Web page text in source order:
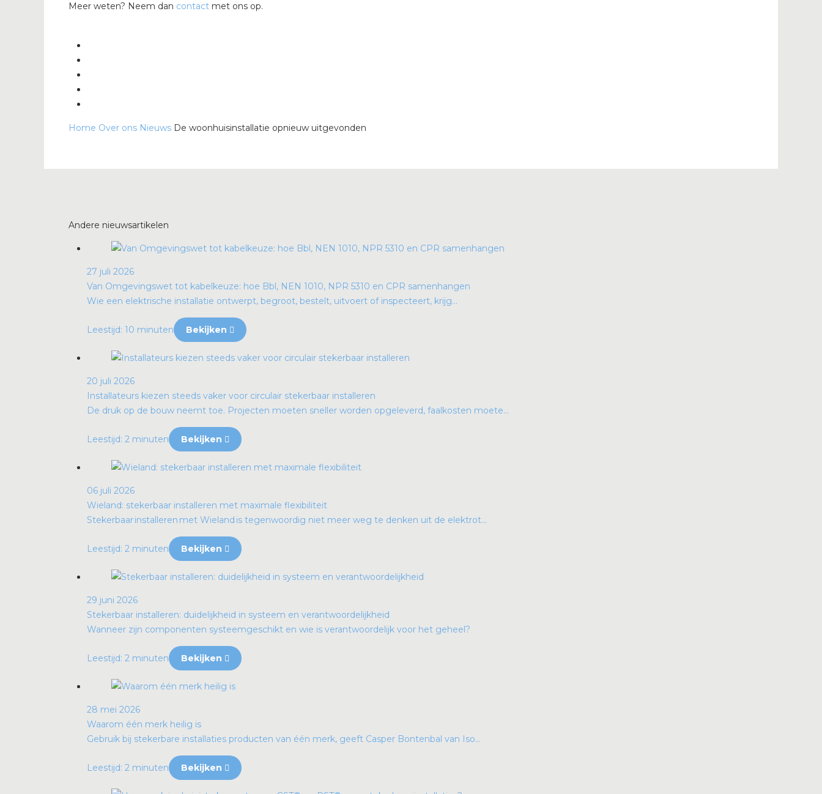
Meer weten? Neem dan contact met ons op.
Home Over ons Nieuws De woonhuisinstallatie opnieuw uitgevonden
Andere nieuwsartikelen
27 juli 2026
Van Omgevingswet tot kabelkeuze: hoe Bbl, NEN 1010, NPR 5310 en CPR samenhangen
Wie een elektrische installatie ontwerpt, begroot, bestelt, uitvoert of inspecteert, krijg...
Leestijd: 10 minuten Bekijken
20 juli 2026
Installateurs kiezen steeds vaker voor circulair stekerbaar installeren
De druk op de bouw neemt toe. Projecten moeten sneller worden opgeleverd, faalkosten moete...
Leestijd: 2 minuten Bekijken
06 juli 2026
Wieland: stekerbaar installeren met maximale flexibiliteit
Stekerbaar installeren met Wieland is tegenwoordig niet meer weg te denken uit de elektrot...
Leestijd: 2 minuten Bekijken
29 juni 2026
Stekerbaar installeren: duidelijkheid in systeem en verantwoordelijkheid
Wanneer zijn componenten systeemgeschikt en wie is verantwoordelijk voor het geheel?
Leestijd: 2 minuten Bekijken
28 mei 2026
Waarom één merk heilig is
Gebruik bij stekerbare installaties producten van één merk, geeft Casper Bontenbal van Iso...
Leestijd: 2 minuten Bekijken